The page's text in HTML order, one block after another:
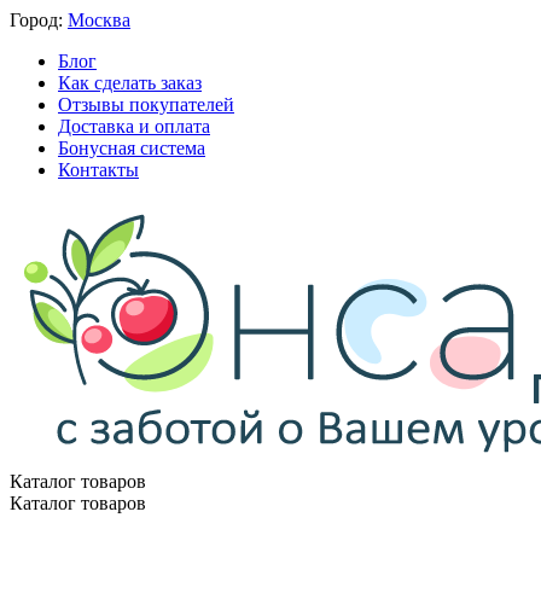
Город: Москва
Блог
Как сделать заказ
Отзывы покупателей
Доставка и оплата
Бонусная система
Контакты
Каталог товаров
Каталог товаров